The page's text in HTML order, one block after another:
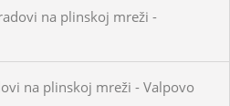
na plinskoj mreži -
na plinskoj mreži - Valpovo